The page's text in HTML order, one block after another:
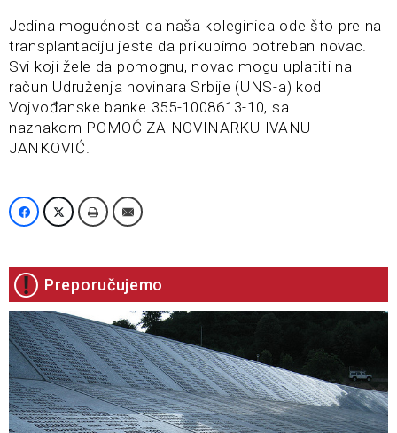
Jedina mogućnost da naša koleginica ode što pre na
transplantaciju jeste da prikupimo potreban novac.
Svi koji žele da pomognu, novac mogu uplatiti na
račun Udruženja novinara Srbije (UNS-a) kod
Vojvođanske banke 355-1008613-10, sa
naznakom POMOĆ ZA NOVINARKU IVANU
JANKOVIĆ.
Preporučujemo